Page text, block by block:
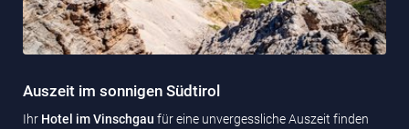
Auszeit im sonnigen Südtirol
Ihr Hotel im Vinschgau für eine unvergessliche Auszeit finden